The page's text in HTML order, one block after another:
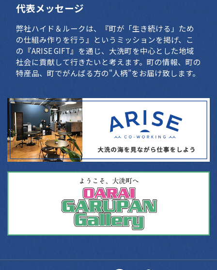
代表メッセージ
弊社ハイド＆ルークは、『町が「生き続ける」ため
の仕組み作りを行う』というミッションを掲げ、こ
の『ARISE GIFT』を通じ、大洗町を中心とした地域
社会に貢献して行きたいと考えます。町の情報、町の
特産品、町でがんばる方の"人柄”をお届け致します。